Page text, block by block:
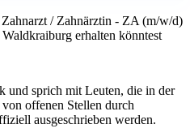
/ Zahnärztin - ZA (m/w/d)
erhalten könntest
und sprich mit Leuten, die in der
offenen Stellen durch
ausgeschrieben werden.